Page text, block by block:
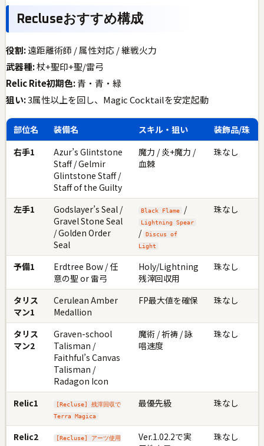
Recluseおすすめ構成
役割:遠距離術師 / 属性対応 / 継戦火力
武器種:杖+聖印+聖/雷弓
Relic Rite初期色:青・青・緑
狙い:3属性以上を回し、Magic Cocktailを安定起動
部位名 装備名 スキル・狙い
装飾品/珠
右手1
Azur’s Glintstone
Staff / Gelmir
Glintstone Staff /
Staff of the Guilty
魔力 / 炎+魔力 /
血棘
珠なし
左手1
Godslayer’s Seal /
Gravel Stone Seal
/ Golden Order
Seal
Black Flame /
Lightning Spear
/
Discus of
Light
珠なし
予備1
Erdtree Bow / 任
意の聖 or 雷弓
Holy/Lightning
残滓回収用
珠なし
タリス
マン1
Cerulean Amber
Medallion
FP最大値を確保 珠なし
タリス
マン2
Graven-school
Talisman /
Faithful’s Canvas
Talisman /
Radagon Icon
魔術 / 祈祷 / 詠
唱速度
珠なし
Relic1
[Recluse] 残滓回収で
Terra Magica
最優先級 珠なし
Relic2 [Recluse] アーツ使用
Ver.1.02.2で実
珠なし